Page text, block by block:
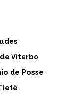
de Viterbo
de Posse